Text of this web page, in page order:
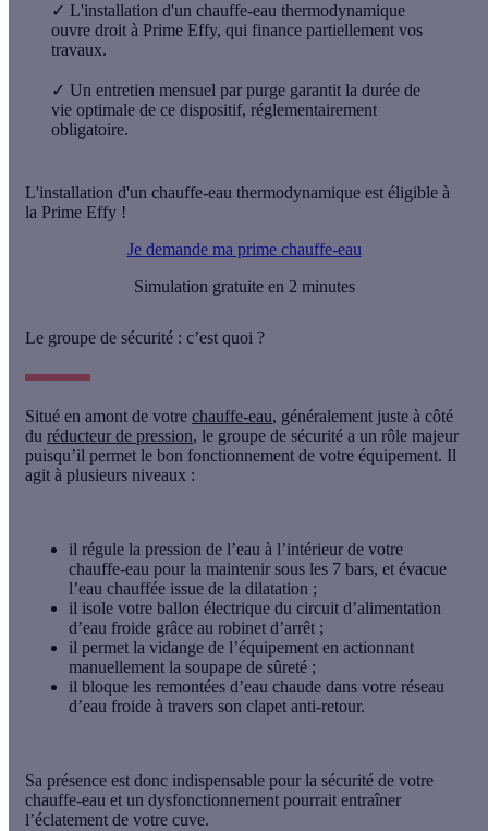
✓ L'installation d'un chauffe-eau thermodynamique
ouvre droit à Prime Effy, qui finance partiellement vos
travaux.
✓ Un entretien mensuel par purge garantit la durée de
vie optimale de ce dispositif, réglementairement
obligatoire.
L'installation d'un chauffe-eau thermodynamique est éligible à
la Prime Effy !
Je demande ma prime chauffe-eau
Simulation gratuite en 2 minutes
Le groupe de sécurité : c’est quoi ?
Situé en amont de votre chauffe-eau, généralement juste à côté
du réducteur de pression, le groupe de sécurité a un rôle majeur
puisqu’il permet le bon fonctionnement de votre équipement. Il
agit à plusieurs niveaux :
il régule la pression de l’eau à l’intérieur de votre
chauffe-eau pour la maintenir sous les 7 bars, et évacue
l’eau chauffée issue de la dilatation ;
il isole votre ballon électrique du circuit d’alimentation
d’eau froide grâce au robinet d’arrêt ;
il permet la vidange de l’équipement en actionnant
manuellement la soupape de sûreté ;
il bloque les remontées d’eau chaude dans votre réseau
d’eau froide à travers son clapet anti-retour.
Sa présence est donc indispensable pour la sécurité de votre
chauffe-eau et un dysfonctionnement pourrait entraîner
l’éclatement de votre cuve.